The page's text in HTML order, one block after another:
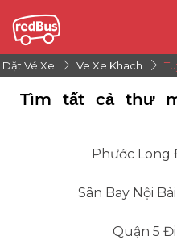
Dặt Vé Xe Ve Xe Khach
Tìm tất cả thư
Phước Long
Sân Bay Nội
Quận 5